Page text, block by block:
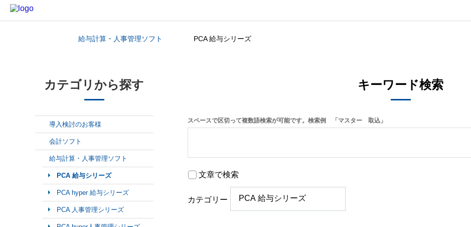
カテゴリから探す給与計算・人事管理ソフト PCA 給与シリーズ
カテゴリから探す
導入検討のお客様
会計ソフト
給与計算・人事管理ソフト
PCA 給与シリーズ
PCA hyper 給与シリーズ
PCA 人事管理シリーズ
キーワード検索
スペースで区切って複数語検索が可能です。検索例 「マスター 取込」
文章で検索
カテゴリー